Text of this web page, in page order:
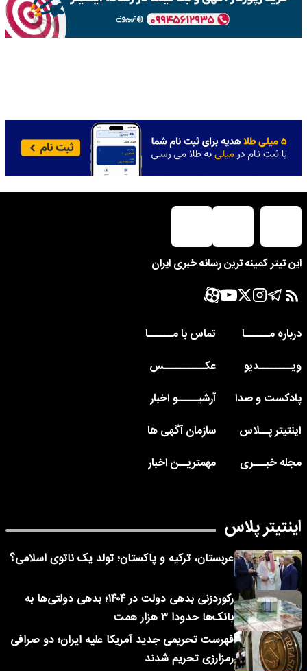
این تیتر کمینه ترین رسانه خبری ایران
درباره مــــــا
تماس با مــــــا
ویــــــــدیو
عکــــــــــس
پادکست و صدا
آرشیـــــو اخبار
اینتیتر پــلاس
سازمان آگهی ها
مجله خبـــری
مهمتریــن اخبار
اینتیتر پلاس
عربستان، ترکیه و پاکستان؛ تولد یک ناتوی اسلامی؟
رکوردزنی بدهی دولت در ۱۴۰۴؛ بدهی دولتی‌ها به
بانک‌ها حدودا ۳ هزار همت
فهرست تحریمی جدید آمریکا علیه ایران؛ دو صرافی
رمزارزی تحریم شدند